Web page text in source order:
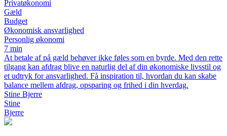
Privatøkonomi
Gæld
Budget
Økonomisk ansvarlighed
Personlig økonomi
7 min
At betale af på gæld behøver ikke føles som en byrde. Med den rette
tilgang kan afdrag blive en naturlig del af din økonomiske livsstil og
et udtryk for ansvarlighed. Få inspiration til, hvordan du kan skabe
balance mellem afdrag, opsparing og frihed i din hverdag.
Stine Bjerre
Stine
Bjerre